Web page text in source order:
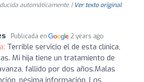
automáticamente. | Ver texto original
Publicada en 2 years ago
Terrible servicio el de esta clínica,
Mi hija tiene un tratamiento de
fallido por dos años.Malas
pésima información. Los